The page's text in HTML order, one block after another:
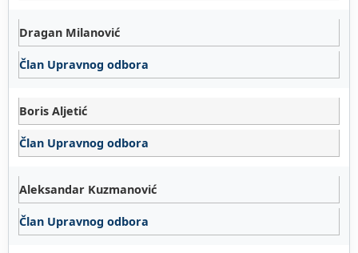
Dragan Milanović
Član Upravnog odbora
Boris Aljetić
Član Upravnog odbora
Aleksandar Kuzmanović
Član Upravnog odbora